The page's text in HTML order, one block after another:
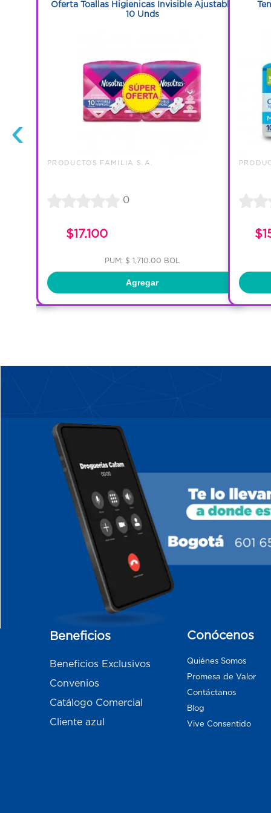
‹
Oferta Toallas Higienicas Invisible Ajustable
10 Unds
PRODUCTOS FAMILIA S.A.
0
$17.100
PUM: $ 1,710.00 BOL
Agregar
Beneficios
Beneficios Exclusivos
Convenios
Catálogo Comercial
Cliente azul
Conócenos
Quiénes Somos
Promesa de Valor
Contáctanos
Blog
Vive Consentido